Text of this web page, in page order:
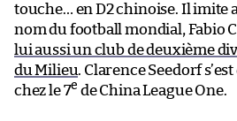
touche… en D2 chinoise. Il imite
nom du football mondial, Fabio
lui aussi un club de deuxième
du Milieu. Clarence Seedorf
chez le 7e de China League One.